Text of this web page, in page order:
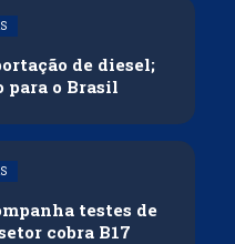
de diesel;
para o Brasil
testes de
cobra B17